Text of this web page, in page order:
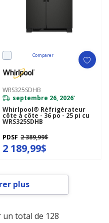
Comparer
WRS325SDHB
septembre 26, 2026*
Whirlpool® Réfrigérateur
côte à côte - 36 po - 25 pi cu
WRS325SDHB
PDSF 2 389,99$
2 189,99$
plus
un total de 128